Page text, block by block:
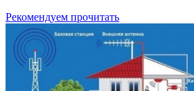
Рекомендуем прочитать